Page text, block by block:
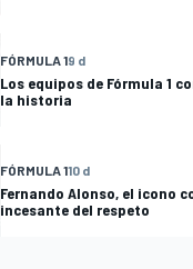
FÓRMULA 19 d
Los equipos de Fórmula 1
la historia
FÓRMULA 110 d
Fernando Alonso, el icono
incesante del respeto